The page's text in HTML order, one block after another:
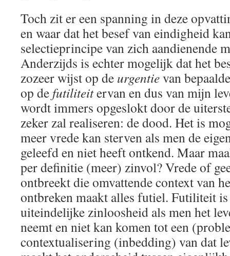
Toch zit er een spanning in deze
en waar dat het besef van eindigheid
selectieprincipe van zich aandienende
Anderzijds is echter mogelijk dat het
zozeer wijst op de urgentievan
op de futiliteitervan en dus van mijn
wordt immers opgeslokt door de
zeker zal realiseren: de dood. Het is
meer vrede kan sterven als men de
geleefd en niet heeft ontkend. Maar
per definitie (meer) zinvol? Vrede of
ontbreekt die omvattende context van
ontbreken maakt alles futiel. Futiliteit
uiteindelijke zinloosheid als men het
neemt en niet kan komen tot een
contextualisering (inbedding) van dat